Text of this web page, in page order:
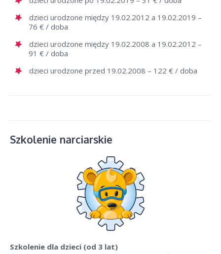
dzieci urodzone między 19.02.2012 a 19.02.2019 –
76 € / doba
dzieci urodzone między 19.02.2008 a 19.02.2012 –
91 € / doba
dzieci urodzone przed 19.02.2008 – 122 € / doba
Szkolenie narciarskie
Szkolenie dla dzieci (od 3 lat)